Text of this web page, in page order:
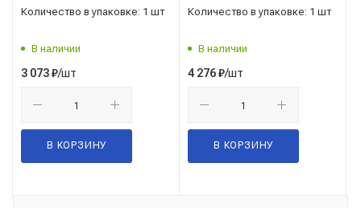
Количество в упаковке: 1 шт
В наличии
3 073₽/шт
В КОРЗИНУ
Количество в упаковке: 1 шт
В наличии
4 276₽/шт
В КОРЗИНУ